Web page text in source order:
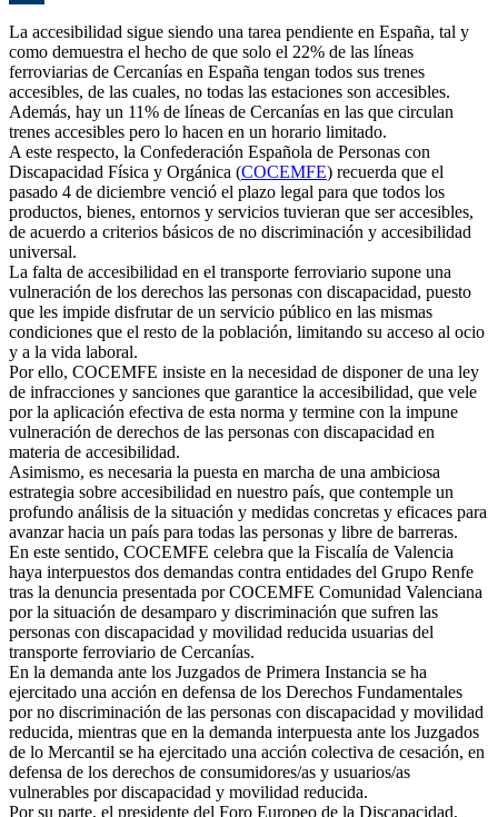
La accesibilidad sigue siendo una tarea pendiente en España, tal y
como demuestra el hecho de que solo el 22% de las líneas
ferroviarias de Cercanías en España tengan todos sus trenes
accesibles, de las cuales, no todas las estaciones son accesibles.
Además, hay un 11% de líneas de Cercanías en las que circulan
trenes accesibles pero lo hacen en un horario limitado.
A este respecto, la Confederación Española de Personas con
Discapacidad Física y Orgánica (COCEMFE) recuerda que el
pasado 4 de diciembre venció el plazo legal para que todos los
productos, bienes, entornos y servicios tuvieran que ser accesibles,
de acuerdo a criterios básicos de no discriminación y accesibilidad
universal.
La falta de accesibilidad en el transporte ferroviario supone una
vulneración de los derechos las personas con discapacidad, puesto
que les impide disfrutar de un servicio público en las mismas
condiciones que el resto de la población, limitando su acceso al ocio
y a la vida laboral.
Por ello, COCEMFE insiste en la necesidad de disponer de una ley
de infracciones y sanciones que garantice la accesibilidad, que vele
por la aplicación efectiva de esta norma y termine con la impune
vulneración de derechos de las personas con discapacidad en
materia de accesibilidad.
Asimismo, es necesaria la puesta en marcha de una ambiciosa
estrategia sobre accesibilidad en nuestro país, que contemple un
profundo análisis de la situación y medidas concretas y eficaces para
avanzar hacia un país para todas las personas y libre de barreras.
En este sentido, COCEMFE celebra que la Fiscalía de Valencia
haya interpuestos dos demandas contra entidades del Grupo Renfe
tras la denuncia presentada por COCEMFE Comunidad Valenciana
por la situación de desamparo y discriminación que sufren las
personas con discapacidad y movilidad reducida usuarias del
transporte ferroviario de Cercanías.
En la demanda ante los Juzgados de Primera Instancia se ha
ejercitado una acción en defensa de los Derechos Fundamentales
por no discriminación de las personas con discapacidad y movilidad
reducida, mientras que en la demanda interpuesta ante los Juzgados
de lo Mercantil se ha ejercitado una acción colectiva de cesación, en
defensa de los derechos de consumidores/as y usuarios/as
vulnerables por discapacidad y movilidad reducida.
Por su parte, el presidente del Foro Europeo de la Discapacidad,